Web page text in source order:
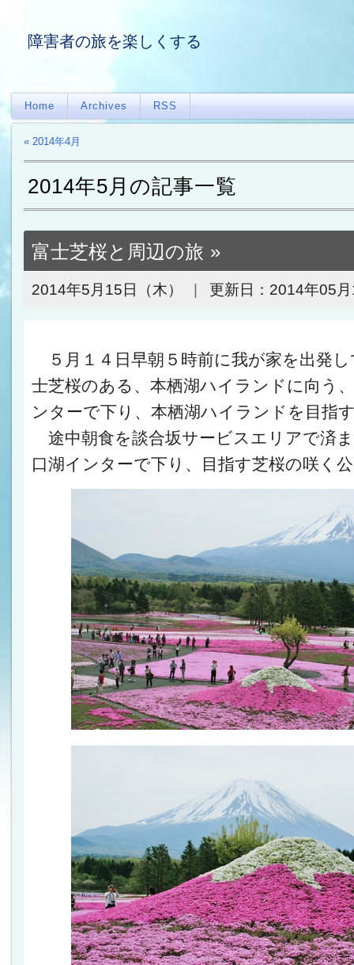
障害者の旅を楽しくする
Home Archives RSS
« 2014年4月
2014年5月の記事一覧
富士芝桜と周辺の旅
2014年5月15日（木） 更新日： 2014年05
５月１４日早朝５時前に我が家を出発
士芝桜のある、本栖湖ハイランドに向う
ンターで下り、本栖湖ハイランドを目指
途中朝食を談合坂サービスエリアで済
口湖インターで下り、目指す芝桜の咲く